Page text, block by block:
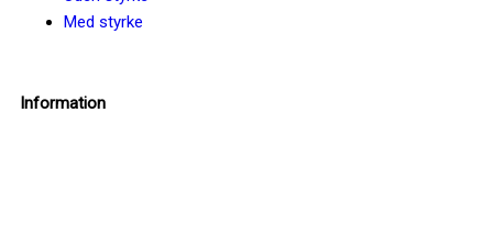
Med styrke
Information